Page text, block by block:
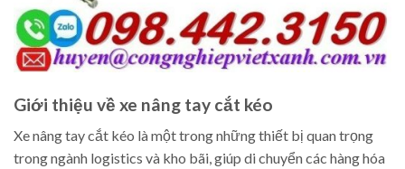
Giới thiệu về xe nâng tay cắt kéo
Xe nâng tay cắt kéo là một trong những thiết bị quan trọng
trong ngành logistics và kho bãi, giúp di chuyển các hàng hóa